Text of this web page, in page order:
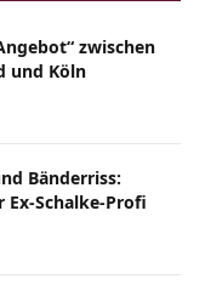
zwischen
und Köln
Bänderriss:
Schalke-Profi